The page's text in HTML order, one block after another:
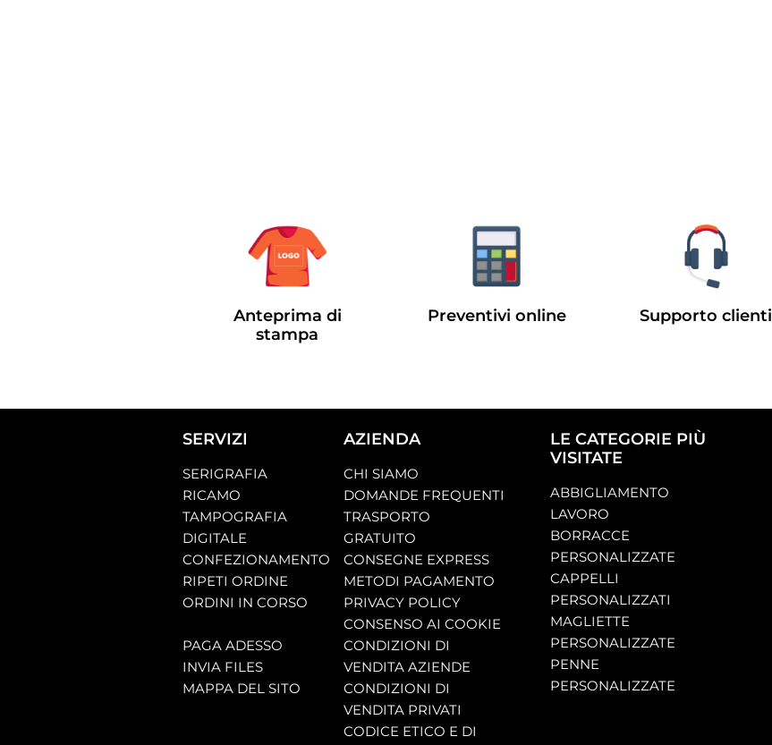
Anteprima di
stampa
Preventivi online Supporto clienti
SERVIZI
SERIGRAFIA
RICAMO
TAMPOGRAFIA
DIGITALE
CONFEZIONAMENTO
RIPETI ORDINE
ORDINI IN CORSO
PAGA ADESSO
INVIA FILES
MAPPA DEL SITO
AZIENDA
CHI SIAMO
DOMANDE FREQUENTI
TRASPORTO
GRATUITO
CONSEGNE EXPRESS
METODI PAGAMENTO
PRIVACY POLICY
CONSENSO AI COOKIE
CONDIZIONI DI
VENDITA AZIENDE
CONDIZIONI DI
VENDITA PRIVATI
CODICE ETICO E DI
LE CATEGORIE PIÙ
VISITATE
ABBIGLIAMENTO
LAVORO
BORRACCE
PERSONALIZZATE
CAPPELLI
PERSONALIZZATI
MAGLIETTE
PERSONALIZZATE
PENNE
PERSONALIZZATE